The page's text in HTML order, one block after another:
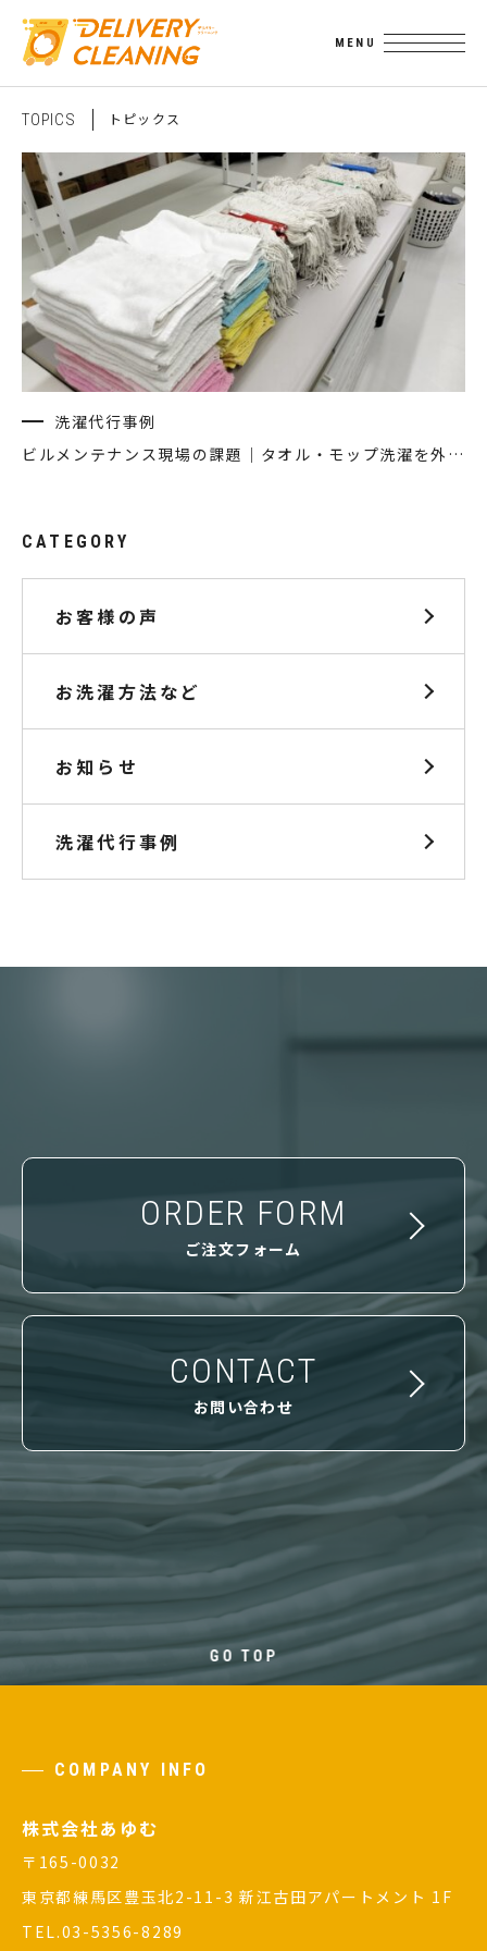
TOPICS ト ピッ ク ス
洗濯代行事例
ビルメンテナンス現場の課題｜タオル・モップ洗濯を外注するという考え方
CATEGORY
お客様の声
お洗濯方法など
お知らせ
洗濯代行事例
ORDER FORM
ご注文フォーム
CONTACT
お問い合わせ
GO TOP
COMPANY INFO
株式会社あゆむ
〒165-0032
東京都練馬区豊玉北2-11-3 新江古田アパートメント 1F
TEL.03-5356-8289